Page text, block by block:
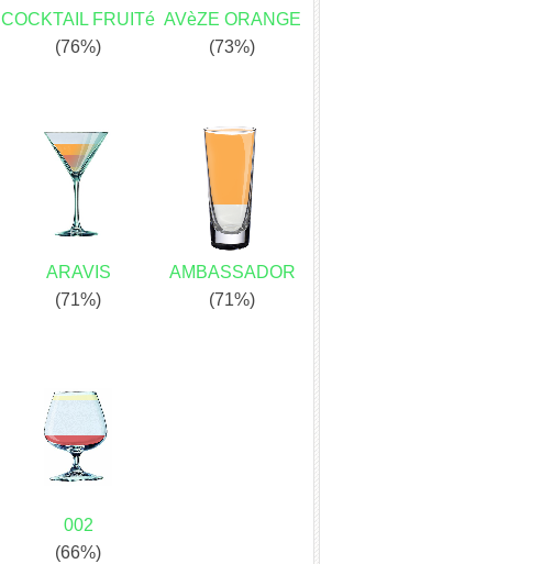
COCKTAIL FRUITé
(76%)
AVèZE ORANGE
(73%)
ARAVIS
(71%)
AMBASSADOR
(71%)
002
(66%)